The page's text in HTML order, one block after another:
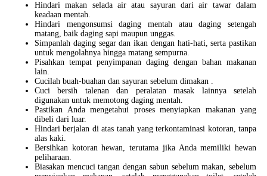
Hindari makan selada air atau sayuran dari air tawar dalam
keadaan mentah.
Hindari mengonsumsi daging mentah atau daging setengah
matang, baik daging sapi maupun unggas.
Simpanlah daging segar dan ikan dengan hati-hati, serta pastikan
untuk mengolahnya hingga matang sempurna.
Pisahkan tempat penyimpanan daging dengan bahan makanan
lain.
Cucilah buah-buahan dan sayuran sebelum dimakan .
Cuci bersih talenan dan peralatan masak lainnya setelah
digunakan untuk memotong daging mentah.
Pastikan Anda mengetahui proses menyiapkan makanan yang
dibeli dari luar.
Hindari berjalan di atas tanah yang terkontaminasi kotoran, tanpa
alas kaki.
Bersihkan kotoran hewan, terutama jika Anda memiliki hewan
peliharaan.
Biasakan mencuci tangan dengan sabun sebelum makan, sebelum